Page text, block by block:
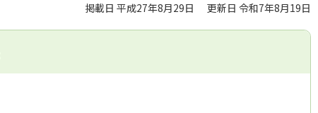
掲載日 平成27年8月29日 更新日 令和7年8月19日